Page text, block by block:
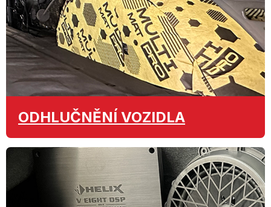
ODHLUČNĚNÍ VOZIDLA